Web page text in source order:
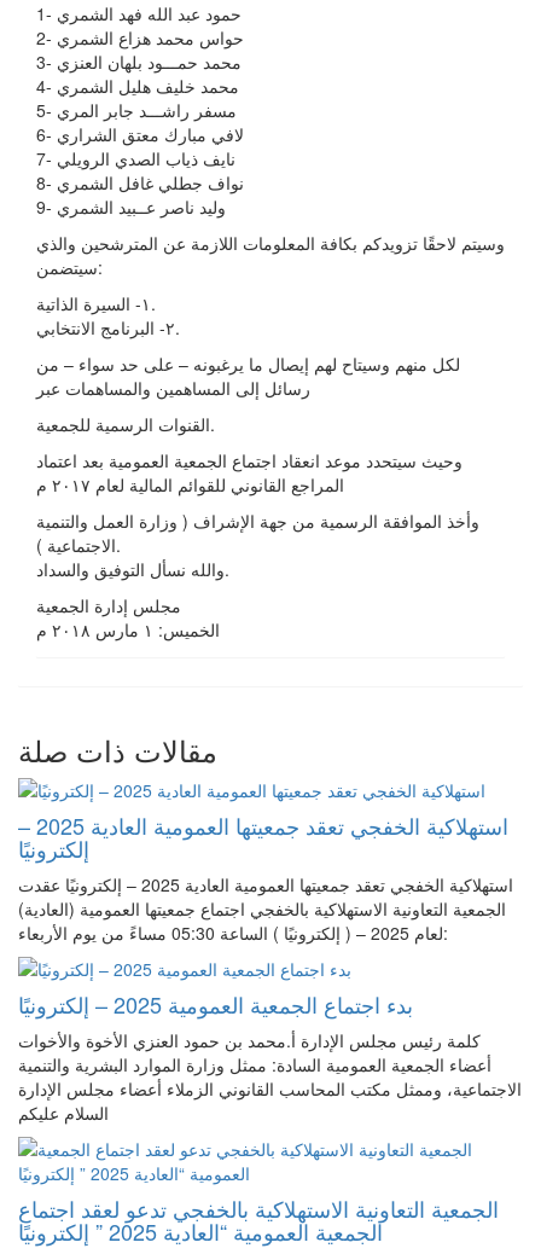
1- حمود عبد الله فهد الشمري
2- حواس محمد هزاع الشمري
3- محمد حمـــود بلهان العنزي
4- محمد خليف هليل الشمري
5- مسفر راشـــد جابر المري
6- لافي مبارك معتق الشراري
7- نايف ذياب الصدي الرويلي
8- نواف جطلي غافل الشمري
9- وليد ناصر عــبيد الشمري
وسيتم لاحقًا تزويدكم بكافة المعلومات اللازمة عن المترشحين والذي
سيتضمن:
١- السيرة الذاتية.
٢- البرنامج الانتخابي.
لكل منهم وسيتاح لهم إيصال ما يرغبونه – على حد سواء – من
رسائل إلى المساهمين والمساهمات عبر
القنوات الرسمية للجمعية.
وحيث سيتحدد موعد انعقاد اجتماع الجمعية العمومية بعد اعتماد
المراجع القانوني للقوائم المالية لعام ٢٠١٧ م
وأخذ الموافقة الرسمية من جهة الإشراف ( وزارة العمل والتنمية
الاجتماعية ).
والله نسأل التوفيق والسداد.
مجلس إدارة الجمعية
الخميس: ١ مارس ٢٠١٨ م
مقالات ذات صلة
استهلاكية الخفجي تعقد جمعيتها العمومية العادية 2025 –
إلكترونيًا
استهلاكية الخفجي تعقد جمعيتها العمومية العادية 2025 – إلكترونيًا عقدت
الجمعية التعاونية الاستهلاكية بالخفجي اجتماع جمعيتها العمومية (العادية)
لعام 2025 – ( إلكترونيًا ) الساعة 05:30 مساءً من يوم الأربعاء:
بدء اجتماع الجمعية العمومية 2025 – إلكترونيًا
كلمة رئيس مجلس الإدارة أ.محمد بن حمود العنزي الأخوة والأخوات
أعضاء الجمعية العمومية السادة: ممثل وزارة الموارد البشرية والتنمية
الاجتماعية، وممثل مكتب المحاسب القانوني الزملاء أعضاء مجلس الإدارة
السلام عليكم
الجمعية التعاونية الاستهلاكية بالخفجي تدعو لعقد اجتماع
الجمعية العمومية “العادية 2025 ” إلكترونيًا